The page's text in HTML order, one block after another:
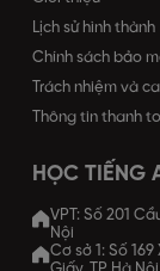
Lịch sử hình thành
Chính sách bảo
Trách nhiệm và
Thông tin thanh
HỌC TIẾNG
VPT: Số 201
Nội
Cơ sở 1: Số